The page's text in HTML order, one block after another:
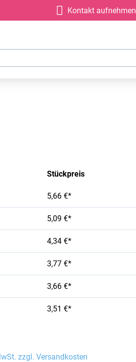
Kontakt aufnehmen
Stückpreis
5,66 €*
5,09 €*
4,34 €*
3,77 €*
3,66 €*
3,51 €*
zzgl. Versandkosten